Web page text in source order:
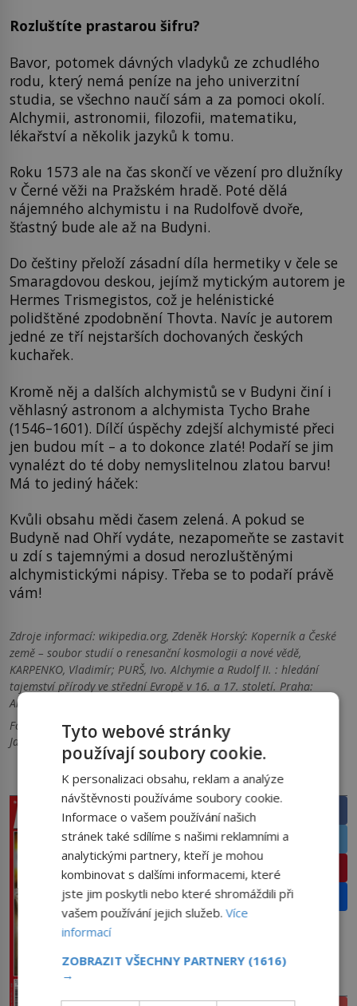
Rozluštíte prastarou šifru?
Bavor, potomek dávných vladyků ze zchudlého
rodu, který nemá peníze na jeho univerzitní
studia, se všechno naučí sám a za pomoci okolí.
Alchymii, astronomii, filozofii, matematiku,
lékařství a několik jazyků k tomu.
Roku 1573 ale na čas skončí ve vězení pro dlužníky
v Černé věži na Pražském hradě. Poté dělá
nájemného alchymistu i na Rudolfově dvoře,
šťastný bude ale až na Budyni.
Do češtiny přeloží zásadní díla hermetiky v čele se
Smaragdovou deskou, jejímž mytickým autorem je
Hermes Trismegistos, což je helénistické
polidštěné zpodobnění Thovta. Navíc je autorem
jedné ze tří nejstarších dochovaných českých
kuchařek.
Kromě něj a dalších alchymistů se v Budyni činí i
věhlasný astronom a alchymista Tycho Brahe
(1546–1601). Dílčí úspěchy zdejší alchymisté přeci
jen budou mít – a to dokonce zlaté! Podaří se jim
vynalézt do té doby nemyslitelnou zlatou barvu!
Má to jediný háček:
Kvůli obsahu mědi časem zelená. A pokud se
Budyně nad Ohří vydáte, nezapomeňte se zastavit
u zdí s tajemnými a dosud nerozluštěnými
alchymistickými nápisy. Třeba se to podaří právě
vám!
Zdroje informací: wikipedia.org, Zdeněk Horský: Koperník a České
země – soubor studií o renesanční kosmologii a nové vědě,
KARPENKO, Vladimír; PURŠ, Ivo. Alchymie a Rudolf II. : hledání
tajemství přírody ve střední Evropě v 16. a 17. století. Praha:
Artefactum
Foto: 1 Felix Mittermeier / UnSplash 2 CC volné dílo 3
Jacquesverlaeken / CC BY-SA 4.0
PRÁVĚ V PRODEJI SDÍLEJTE ČLÁNEK
Facebook
Twitter
Pinterest
Email
Tyto webové stránky
používají soubory cookie.
K personalizaci obsahu, reklam a analýze
návštěvnosti používáme soubory cookie.
Informace o vašem používání našich
stránek také sdílíme s našimi reklamními a
analytickými partnery, kteří je mohou
kombinovat s dalšími informacemi, které
jste jim poskytli nebo které shromáždili při
vašem používání jejich služeb.Více
informací
ZOBRAZIT VŠECHNY PARTNERY (1616)
→